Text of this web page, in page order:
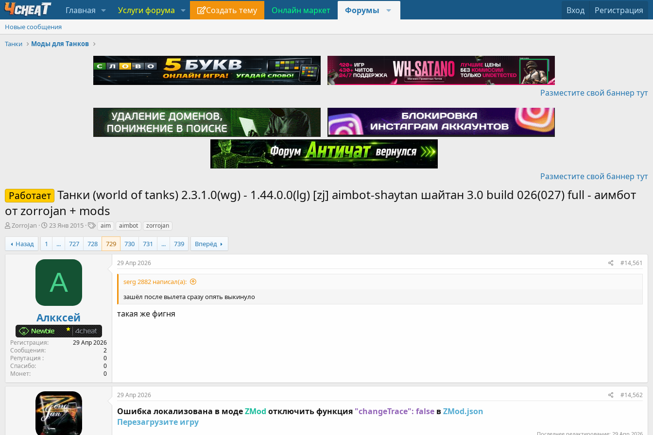
Главная Услуги форума Создать тему Онлайн маркет Форумы Вход Регистрация
Новые сообщения
Танки
Моды для Танков
Разместите свой баннер тут
Разместите свой баннер тут
Работает Танки (world of tanks) 2.3.1.0(wg) - 1.44.0.0(lg) [zj] aimbot-shaytan шайтан 3.0 build 026(027) full - аимбот
от zorrojan + mods
А
т
о
ZorroJan
Д
а
н
а
л
23 Янв 2015
Т
г
и
aim aimbot zorrojan
Назад 1 ... 727 728 729 730 731 ... 739 Вперёд
А
Алкксей
Регистрация
29 Апр 2026
Сообщения
2
Репутация
0
Спасибо
0
Монет
0
29 Апр 2026 #14,561
serg 2882 написал(а):
зашёл после вылета сразу опять выкинуло
такая же фигня
29 Апр 2026 #14,562
Ошибка локализована в модеZMod отключить функция "changeTrace": false вZMod.json
Перезагрузите игру